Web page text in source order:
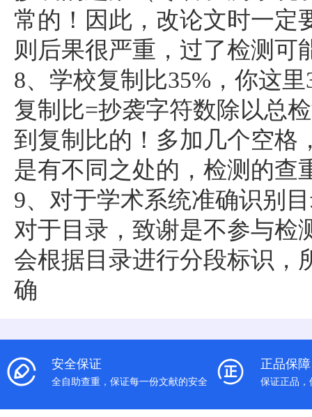
常的！因此，改论文时一定
则后果很严重，过了检测可
8、学校复制比35%，你这
复制比=抄袭字符数除以总
到复制比的！多加几个空格
是有不同之处的，检测的查
9、对于学术系统准确识别
对于目录，致谢是不参与检
会根据目录进行分段标识，
确
安全保证
全自助查重，保证每一份文献的安全
正品保障
保证正品，